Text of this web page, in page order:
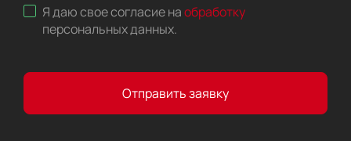
Я даю свое согласие наобработку
персональных данных.
Отправить заявку